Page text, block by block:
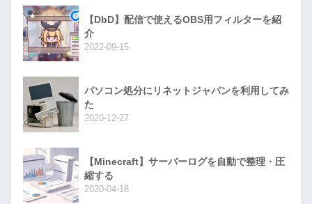
【DbD】配信で使えるOBS用フィルターを紹
介
2022-09-15
パソコン処分にリネットジャパンを利用してみ
た
2020-12-27
【Minecraft】サーバーログを自動で整理・圧
縮する
2020-04-18